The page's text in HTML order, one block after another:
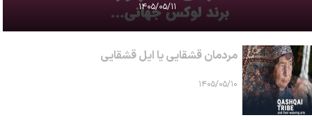
۱۴۰۵/۰۵/۱۱
مردمان قشقایی یا ایل قشقایی
۱۴۰۵/۰۵/۱۰